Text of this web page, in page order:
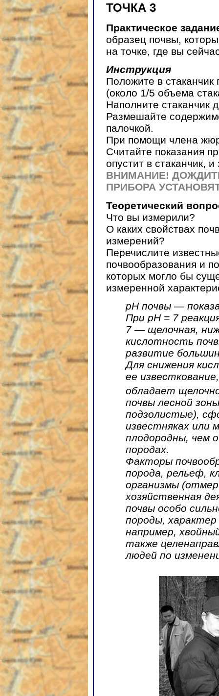
ТОЧКА 3
Практическое
образец почвы,
на точке, где вы
Инструкция
Положите в
(около 1/5 объема
Наполните стаканчик
Размешайте
палочкой.
При помощи члена
Считайте показания
опустит в стаканчик,
ВНИМАНИЕ!
ПРИБОРА
Теоретический
Что вы измерили?
О каких свойствах
измерений?
Перечислите
почвообразования и
которых могло бы
измеренной
pH почвы —
При pH = 7
7 — щелочная,
кислотность
развитие
Для снижения
ее
обладает
почвы лесной
подзолистые),
известняках или
плодородны, чем
породах.
Факторы
порода, рельеф,
организмы
хозяйственная
почвы особо
породы,
например,
также
людей по